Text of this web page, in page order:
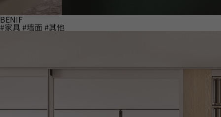
BENIF
#家具 #墙面 #其他